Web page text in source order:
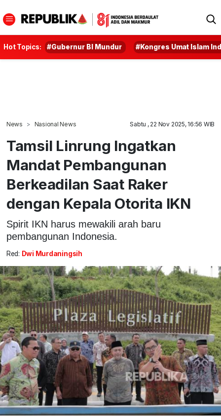
Hot Topics: #Gubernur BI Mundur #Kongres Umat Islam
News Nasional News Sabtu , 22 Nov 2025, 16:56 WIB
Tamsil Linrung Ingatkan
Mandat Pembangunan
Berkeadilan Saat Raker
dengan Kepala Otorita IKN
Spirit IKN harus mewakili arah baru
pembangunan Indonesia.
Red: Dwi Murdaningsih